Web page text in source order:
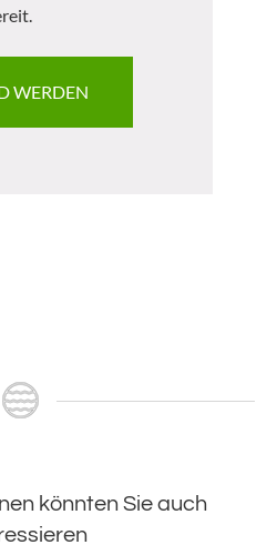
WERDEN
könnten Sie auch